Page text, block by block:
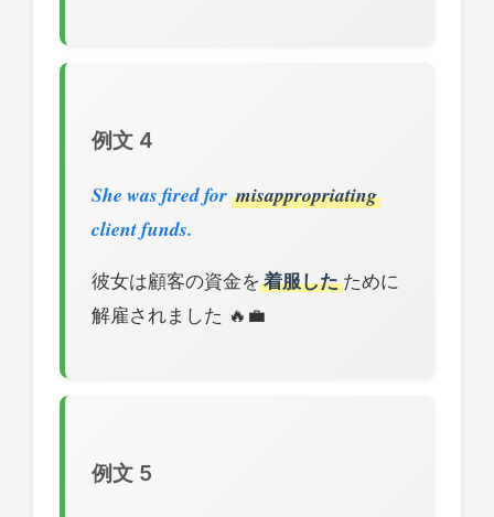
例文 4
She was fired for misappropriating
client funds.
彼女は顧客の資金を 着服したために
解雇されました 🔥💼
例文 5